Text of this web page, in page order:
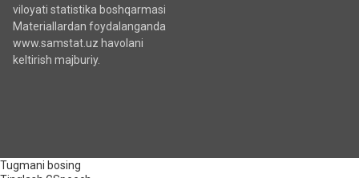
viloyati statistika boshqarmasi
Materiallardan foydalanganda
www.samstat.uz havolani
keltirish majburiy.
Tugmani bosing